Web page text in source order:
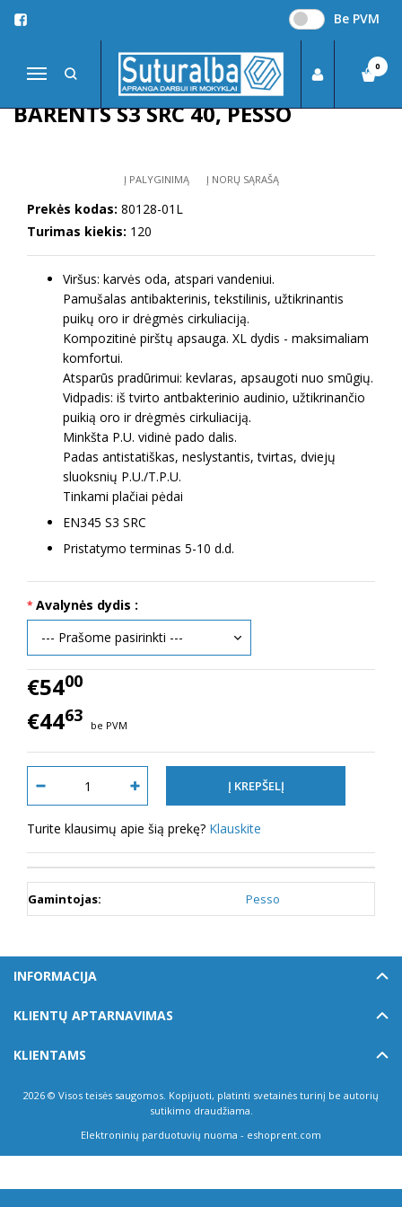
Be PVM
Navigacija
0
Pagrindinis
Apsauginia batai, odiniai Barents S3 SRC 40, Pesso
APSAUGINIA BATAI, ODINIAI
BARENTS S3 SRC 40, PESSO
Į PALYGINIMĄ Į NORŲ SĄRAŠĄ
Prekės kodas: 80128-01L
Turimas kiekis: 120
Viršus: karvės oda, atspari vandeniui.
Pamušalas antibakterinis, tekstilinis, užtikrinantis
puikų oro ir drėgmės cirkuliaciją.
Kompozitinė pirštų apsauga. XL dydis - maksimaliam
komfortui.
Atsparūs pradūrimui: kevlaras, apsaugoti nuo smūgių.
Vidpadis: iš tvirto antbakterinio audinio, užtikrinančio
puikią oro ir drėgmės cirkuliaciją.
Minkšta P.U. vidinė pado dalis.
Padas antistatiškas, neslystantis, tvirtas, dviejų
sluoksnių P.U./T.P.U.
Tinkami plačiai pėdai
EN345 S3 SRC
Pristatymo terminas 5-10 d.d.
Avalynės dydis :
€5400
€4463 be PVM
Turite klausimų apie šią prekę? Klauskite
Gamintojas: Pesso
INFORMACIJA
KLIENTŲ APTARNAVIMAS
KLIENTAMS
2026 © Visos teisės saugomos. Kopijuoti, platinti svetainės turinį be autorių
sutikimo draudžiama.
Elektroninių parduotuvių nuoma - eshoprent.com